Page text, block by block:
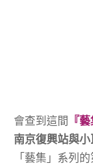
會查到這間 『
南京復興站與
「藝集」系列